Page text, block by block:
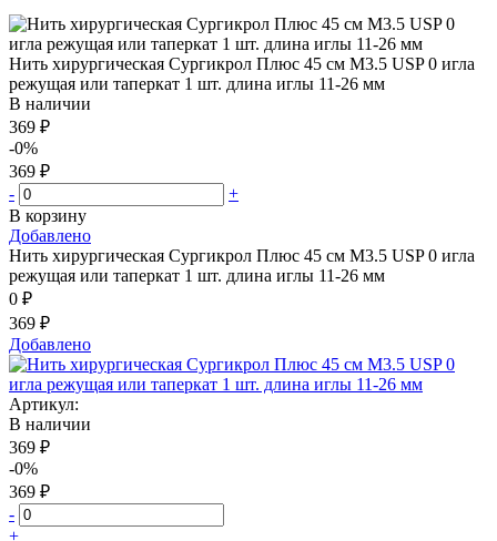
Нить хирургическая Сургикрол Плюс 45 см М3.5 USP 0 игла
режущая или таперкат 1 шт. длина иглы 11-26 мм
В наличии
369 ₽
-0%
369 ₽
-
+
В корзину
Добавлено
Нить хирургическая Сургикрол Плюс 45 см М3.5 USP 0 игла
режущая или таперкат 1 шт. длина иглы 11-26 мм
0 ₽
369 ₽
Добавлено
Артикул:
В наличии
369 ₽
-0%
369 ₽
-
+